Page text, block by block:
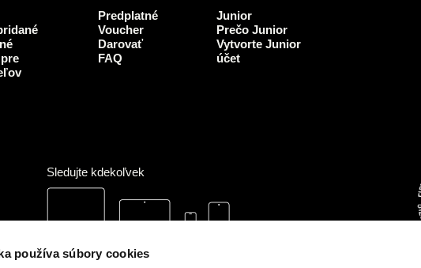
používa súbory cookies
o
k
Predplatné
Voucher
Darovať
FAQ
Junior
Prečo Junior
Vytvorte Junior
účet
Sledujte kdekoľvek